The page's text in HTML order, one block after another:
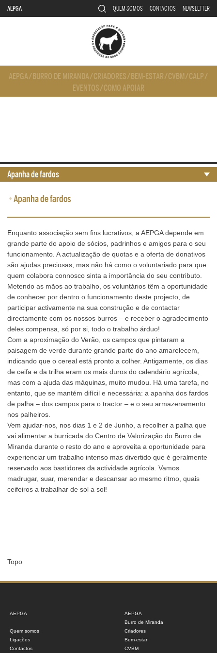
AEPGA QUEM SOMOS CONTACTOS NEWSLETTER
AEPGA/ BURRO DE MIRANDA/CRIADORES/ BEM-ESTAR/CVBM/CALP/
EVENTOS/COMO APOIAR
•Apanha de fardos
Enquanto associação sem fins lucrativos, a AEPGA depende em
grande parte do apoio de sócios, padrinhos e amigos para o seu
funcionamento. A actualização de quotas e a oferta de donativos
são ajudas preciosas, mas não há como o voluntariado para que
quem colabora connosco sinta a importância do seu contributo.
Metendo as mãos ao trabalho, os voluntários têm a oportunidade
de conhecer por dentro o funcionamento deste projecto, de
participar activamente na sua construção e de contactar
directamente com os nossos burros – e receber o agradecimento
deles compensa, só por si, todo o trabalho árduo!
Com a aproximação do Verão, os campos que pintaram a
paisagem de verde durante grande parte do ano amarelecem,
indicando que o cereal está pronto a colher. Antigamente, os dias
de ceifa e da trilha eram os mais duros do calendário agrícola,
mas com a ajuda das máquinas, muito mudou. Há uma tarefa, no
entanto, que se mantém difícil e necessária: a apanha dos fardos
de palha – dos campos para o tractor – e o seu armazenamento
nos palheiros.
Vem ajudar-nos, nos dias 1 e 2 de Junho, a recolher a palha que
vai alimentar a burricada do Centro de Valorização do Burro de
Miranda durante o resto do ano e aproveita a oportunidade para
experienciar um trabalho intenso mas divertido que é geralmente
reservado aos bastidores da actividade agrícola. Vamos
madrugar, suar, merendar e descansar ao mesmo ritmo, quais
ceifeiros a trabalhar de sol a sol!
Topo
Apanha de fardos
AEPGA
Quem somos
Ligações
Contactos
AEPGA
Burro de Miranda
Criadores
Bem-estar
CVBM